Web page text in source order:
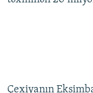
Çexiyanın